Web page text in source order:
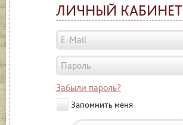
ЛИЧНЫЙ КАБИНЕТ
Забыли пароль?
Запомнить меня